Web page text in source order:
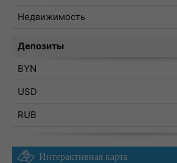
Недвижимость
Депозиты
BYN
USD
RUB
Интерактивная карта